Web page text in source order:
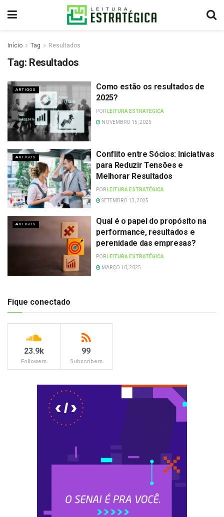
Início Tag Resultados
Tag: Resultados
ARTIGOS
Como estão os resultados de
2025?
POR LEITURA ESTRATÉGICA
NOVEMBRO 15, 2025
ARTIGOS
Conflito entre Sócios: Iniciativas
para Reduzir Tensões e
Melhorar Resultados
POR LEITURA ESTRATÉGICA
SETEMBRO 13, 2025
ARTIGOS
Qual é o papel do propósito na
performance, resultados e
perenidade das empresas?
POR LEITURA ESTRATÉGICA
MARÇO 10, 2025
Fique conectado
23.9k
Followers
99
Subscribers